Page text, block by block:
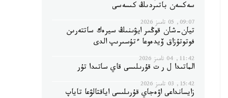
سەكسەن باتىردىڭ كىسەسى
09:07, 05 تامىز 2026
تيان-شان قوڭىر ايۋىنىڭ سيرەك ساتتەرىن
فوتوتۇزاق ۆيدەوعا ءتۇسىرىپ الدى
11:42, 04 تامىز 2026
الماتىدا ل ر ت قۇرىلىسى قاي ساتىدا تۇر
15:42, 03 تامىز 2026
زايسانداعى اۋەجاي قۇرىلىسى اياقتالۋعا تاياپ